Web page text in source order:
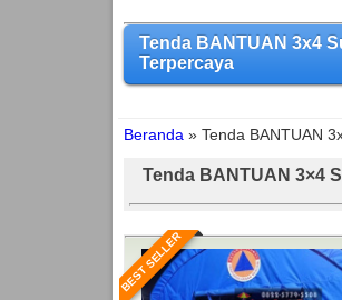
Tenda BANTUAN 3x4
Terpercaya
Beranda » Tenda BANTUAN
Tenda BANTUAN 3×4
BEST SELLER